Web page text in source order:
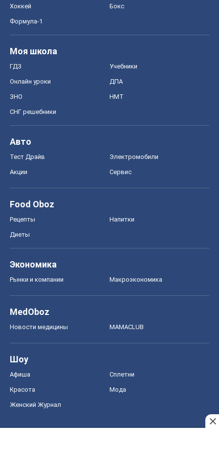
Хоккей Бокс
Формула-1
Моя школа
ГДЗ Учебники
Онлайн уроки ДПА
ЗНО НМТ
СНГ решебники
Авто
Тест Драйв Электромобили
Акции Сервис
Food Oboz
Рецепты Напитки
Диеты
Экономика
Рынки и компании Mакроэкономика
MedOboz
Новости медицины MAMACLUB
Шоу
Афиша Сплетни
Красота Мода
Женский Журнал